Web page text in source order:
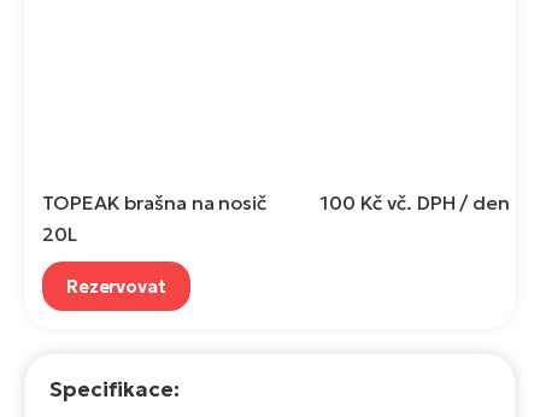
TOPEAK brašna na nosič
20L
100 Kčvč. DPH / den
Rezervovat
Specifikace: